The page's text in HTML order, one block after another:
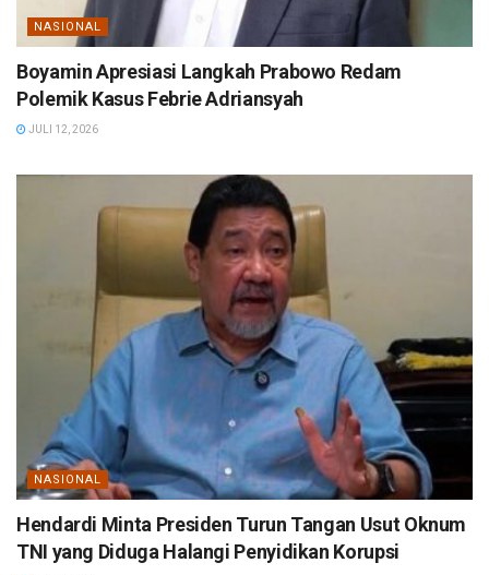
NASIONAL
Boyamin Apresiasi Langkah Prabowo Redam
Polemik Kasus Febrie Adriansyah
JULI 12, 2026
NASIONAL
Hendardi Minta Presiden Turun Tangan Usut Oknum
TNI yang Diduga Halangi Penyidikan Korupsi